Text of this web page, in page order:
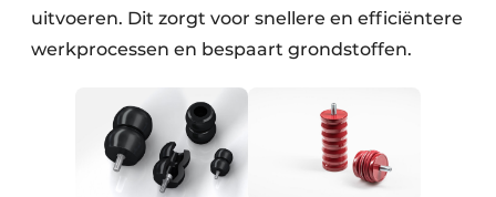
uitvoeren. Dit zorgt voor snellere en efficiëntere
werkprocessen en bespaart grondstoffen.